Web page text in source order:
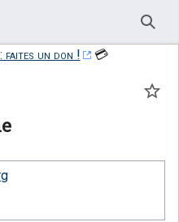
faites un don !
💳